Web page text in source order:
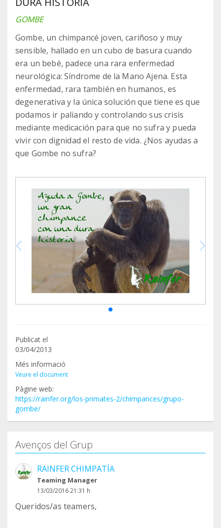
GOMBE
Gombe, un chimpancé joven, cariñoso y muy
sensible, hallado en un cubo de basura cuando
era un bebé, padece una rara enfermedad
neurológica: Síndrome de la Mano Ajena. Esta
enfermedad, rara también en humanos, es
degenerativa y la única solución que tiene es que
podamos ir paliando y controlando sus crisis
mediante medicación para que no sufra y pueda
vivir con dignidad el resto de vida. ¿Nos ayudas a
Publicat el
03/04/2013
Més informació
Veure el document
Pàgine web:
https://rainfer.org/los-primates-2/chimpances/grupo-
gombe/
Avenços del Grup
RAINFER CHIMPATÍA
Teaming Manager
13/03/2016 21:31 h
Queridos/as teamers,